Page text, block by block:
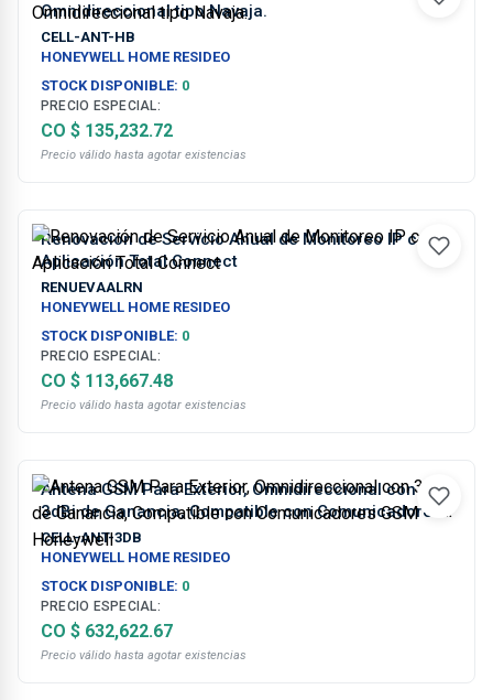
Omnidireccional tipo Navaja.
CELL-ANT-HB
HONEYWELL HOME RESIDEO
STOCK DISPONIBLE: 0
PRECIO ESPECIAL:
CO $ 135,232.72
Precio válido hasta agotar existencias
Renovación de Servicio Anual de Monitoreo IP con
Aplicación Total Connect
RENUEVAALRN
HONEYWELL HOME RESIDEO
STOCK DISPONIBLE: 0
PRECIO ESPECIAL:
CO $ 113,667.48
Precio válido hasta agotar existencias
Antena GSM Para Exterior, Omnidireccional con
3dBi de Ganancia, Compatible con Comunicadores
GSM Honeywell
CELL-ANT-3DB
HONEYWELL HOME RESIDEO
STOCK DISPONIBLE: 0
PRECIO ESPECIAL:
CO $ 632,622.67
Precio válido hasta agotar existencias